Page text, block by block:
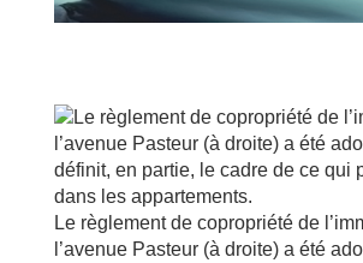
Le règlement de copropriété de
l’avenue Pasteur (à droite) a été